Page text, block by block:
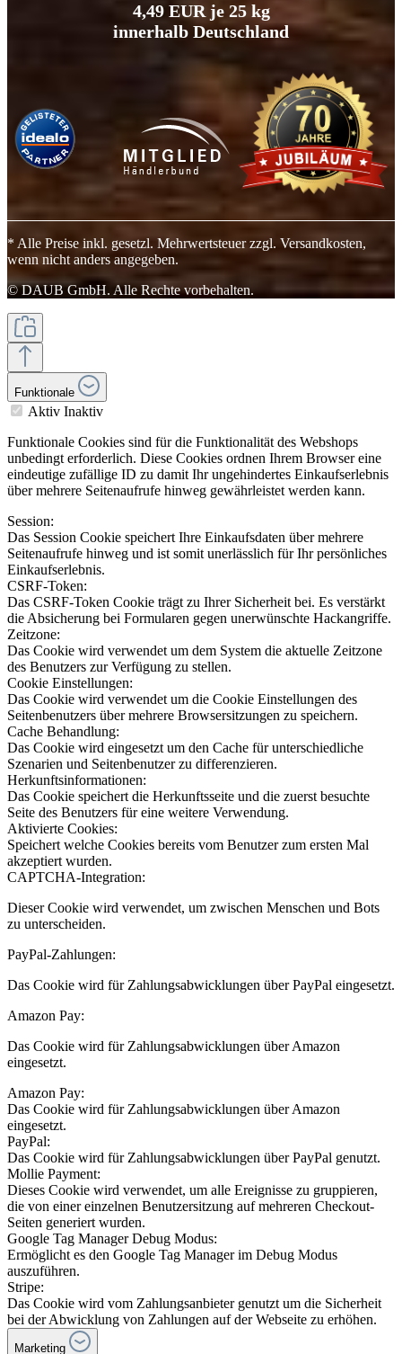
4,49 EUR je 25 kg
innerhalb Deutschland
* Alle Preise inkl. gesetzl. Mehrwertsteuer zzgl. Versandkosten,
wenn nicht anders angegeben.
© DAUB GmbH. Alle Rechte vorbehalten.
Funktionale
Aktiv Inaktiv
Funktionale Cookies sind für die Funktionalität des Webshops
unbedingt erforderlich. Diese Cookies ordnen Ihrem Browser eine
eindeutige zufällige ID zu damit Ihr ungehindertes Einkaufserlebnis
über mehrere Seitenaufrufe hinweg gewährleistet werden kann.
Session:
Das Session Cookie speichert Ihre Einkaufsdaten über mehrere
Seitenaufrufe hinweg und ist somit unerlässlich für Ihr persönliches
Einkaufserlebnis.
CSRF-Token:
Das CSRF-Token Cookie trägt zu Ihrer Sicherheit bei. Es verstärkt
die Absicherung bei Formularen gegen unerwünschte Hackangriffe.
Zeitzone:
Das Cookie wird verwendet um dem System die aktuelle Zeitzone
des Benutzers zur Verfügung zu stellen.
Cookie Einstellungen:
Das Cookie wird verwendet um die Cookie Einstellungen des
Seitenbenutzers über mehrere Browsersitzungen zu speichern.
Cache Behandlung:
Das Cookie wird eingesetzt um den Cache für unterschiedliche
Szenarien und Seitenbenutzer zu differenzieren.
Herkunftsinformationen:
Das Cookie speichert die Herkunftsseite und die zuerst besuchte
Seite des Benutzers für eine weitere Verwendung.
Aktivierte Cookies:
Speichert welche Cookies bereits vom Benutzer zum ersten Mal
akzeptiert wurden.
CAPTCHA-Integration:
Dieser Cookie wird verwendet, um zwischen Menschen und Bots
zu unterscheiden.
PayPal-Zahlungen:
Das Cookie wird für Zahlungsabwicklungen über PayPal eingesetzt.
Amazon Pay:
Das Cookie wird für Zahlungsabwicklungen über Amazon
eingesetzt.
Amazon Pay:
Das Cookie wird für Zahlungsabwicklungen über Amazon
eingesetzt.
PayPal:
Das Cookie wird für Zahlungsabwicklungen über PayPal genutzt.
Mollie Payment:
Dieses Cookie wird verwendet, um alle Ereignisse zu gruppieren,
die von einer einzelnen Benutzersitzung auf mehreren Checkout-
Seiten generiert wurden.
Google Tag Manager Debug Modus:
Ermöglicht es den Google Tag Manager im Debug Modus
auszuführen.
Stripe:
Das Cookie wird vom Zahlungsanbieter genutzt um die Sicherheit
bei der Abwicklung von Zahlungen auf der Webseite zu erhöhen.
Marketing